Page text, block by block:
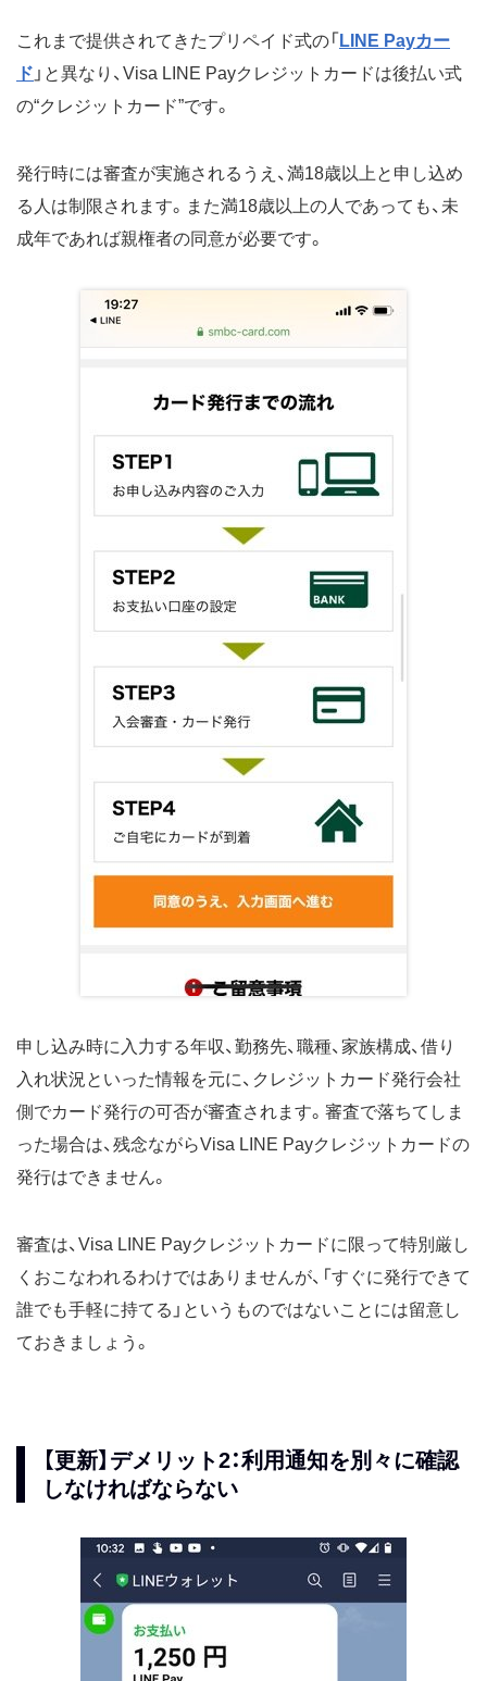
これまで提供されてきたプリペイド式の「 LINE Payカー
ド 」と異なり、Visa LINE Payクレジットカードは後払い式
の“クレジットカード”です。
発行時には審査が実施されるうえ、満18歳以上と申し込め
る人は制限されます。また満18歳以上の人であっても、未
成年であれば親権者の同意が必要です。
申し込み時に入力する年収、勤務先、職種、家族構成、借り
入れ状況といった情報を元に、クレジットカード発行会社
側でカード発行の可否が審査されます。審査で落ちてしま
った場合は、残念ながらVisa LINE Payクレジットカードの
発行はできません。
審査は、Visa LINE Payクレジットカードに限って特別厳し
くおこなわれるわけではありませんが、「すぐに発行できて
誰でも手軽に持てる」というものではないことには留意し
ておきましょう。
【更新】デメリット2：利用通知を別々に確認
しなければならない